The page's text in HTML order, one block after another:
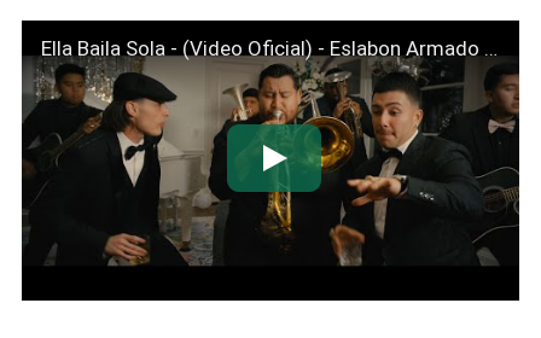
Ella Baila Sola - (Video Oficial) - Eslabon Armado y Peso Pluma - DEL Records 2023